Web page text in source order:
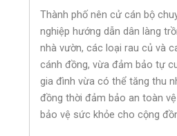
Thành phố nên cử cán bộ
nghiệp hướng dẫn dân làng
nhà vườn, các loại rau củ và
cánh đồng, vừa đảm bảo tự
gia đình vừa có thể tăng thu
đồng thời đảm bảo an toàn
bảo vệ sức khỏe cho cộng